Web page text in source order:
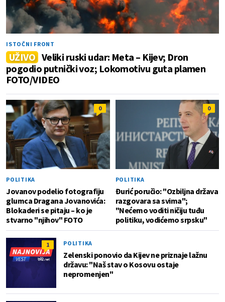
ISTOČNI FRONT
UŽIVO Veliki ruski udar: Meta – Kijev; Dron
pogodio putnički voz; Lokomotivu guta plamen
FOTO/VIDEO
0
POLITIKA
Jovanov podelio fotografiju
glumca Dragana Jovanovića:
Blokaderi se pitaju – ko je
stvarno "njihov" FOTO
0
POLITIKA
Đurić poručio: "Ozbiljna država
razgovara sa svima";
"Nećemo voditi ničiju tuđu
politiku, vodićemo srpsku"
1 POLITIKA
Zelenski ponovio da Kijev ne priznaje lažnu
državu: "Naš stav o Kosovu ostaje
nepromenjen"